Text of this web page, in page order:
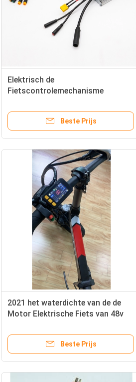
Elektrisch de
Fietscontrolemechanisme
500w van Ebike van de sinusgolf
Beste Prijs
2021 het waterdichte van de de
Motor Elektrische Fiets van 48v
Controlemechanisme TSCL500W
Beste Prijs